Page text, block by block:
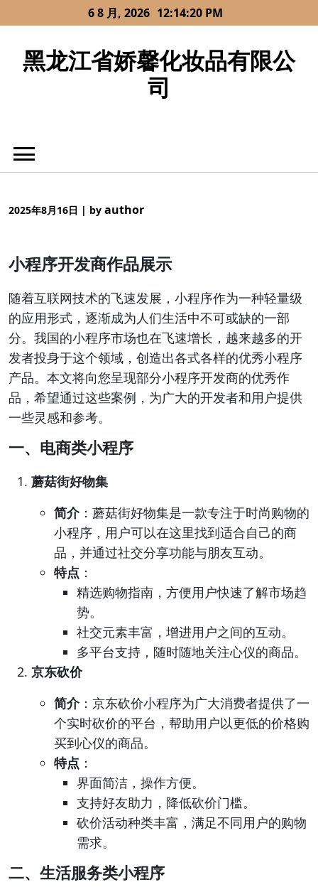
to
6 8 月, 2026 12:14:20 PM
黑龙江省娇馨化妆品有限公
司
2025年8月16日 | by author
小程序开发商作品展示
随着互联网技术的飞速发展，小程序作为一种轻量级
的应用形式，逐渐成为人们生活中不可或缺的一部
分。我国的小程序市场也在飞速增长，越来越多的开
发者投身于这个领域，创造出各式各样的优秀小程序
产品。本文将向您呈现部分小程序开发商的优秀作
品，希望通过这些案例，为广大的开发者和用户提供
一些灵感和参考。
一、电商类小程序
蘑菇街好物集
简介：蘑菇街好物集是一款专注于时尚购物的
小程序，用户可以在这里找到适合自己的商
品，并通过社交分享功能与朋友互动。
特点 ：
精选购物指南，方便用户快速了解市场趋
势。
社交元素丰富，增进用户之间的互动。
多平台支持，随时随地关注心仪的商品。
京东砍价
简介：京东砍价小程序为广大消费者提供了一
个实时砍价的平台，帮助用户以更低的价格购
买到心仪的商品。
特点 ：
界面简洁，操作方便。
支持好友助力，降低砍价门槛。
砍价活动种类丰富，满足不同用户的购物
需求。
二、生活服务类小程序